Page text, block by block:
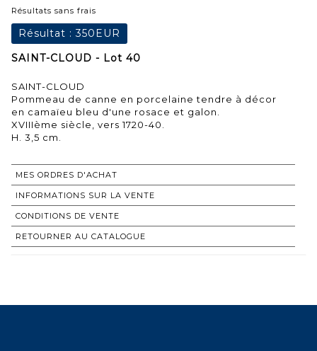
Résultats sans frais
Résultat :350EUR
SAINT-CLOUD - Lot 40
SAINT-CLOUD
Pommeau de canne en porcelaine tendre à décor
en camaïeu bleu d'une rosace et galon.
XVIIIème siècle, vers 1720-40.
H. 3,5 cm.
MES ORDRES D'ACHAT
INFORMATIONS SUR LA VENTE
CONDITIONS DE VENTE
RETOURNER AU CATALOGUE